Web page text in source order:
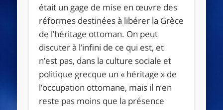
était un gage de mise en œuvre des
réformes destinées à libérer la Grèce
de l’héritage ottoman. On peut
discuter à l’infini de ce qui est, et
n’est pas, dans la culture sociale et
politique grecque un « héritage » de
l’occupation ottomane, mais il n’en
reste pas moins que la présence